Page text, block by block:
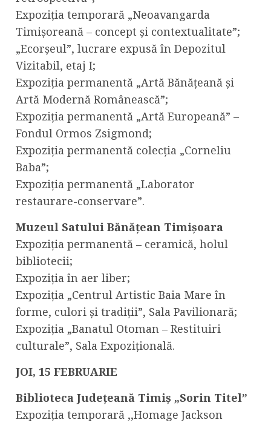
Expoziția temporară „Neoavangarda
Timișoreană – concept și contextualitate”;
„Ecorșeul”, lucrare expusă în Depozitul
Vizitabil, etaj I;
Expoziția permanentă „Artă Bănățeană și
Artă Modernă Românească”;
Expoziția permanentă „Artă Europeană” –
Fondul Ormos Zsigmond;
Expoziția permanentă colecția „Corneliu
Baba”;
Expoziția permanentă „Laborator
restaurare-conservare”.
Muzeul Satului Bănățean Timișoara
Expoziția permanentă – ceramică, holul
bibliotecii;
Expoziția în aer liber;
Expoziția „Centrul Artistic Baia Mare în
forme, culori și tradiții”, Sala Pavilionară;
Expoziția „Banatul Otoman – Restituiri
culturale”, Sala Expozițională.
JOI, 15 FEBRUARIE
Biblioteca Județeană Timiș „Sorin Titel”
Expoziția temporară ,,Homage Jackson